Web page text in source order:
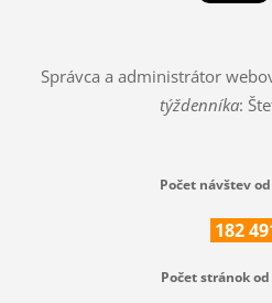
Správca a administrátor
týždenníka:
Počet návštev
182
Počet stránok od